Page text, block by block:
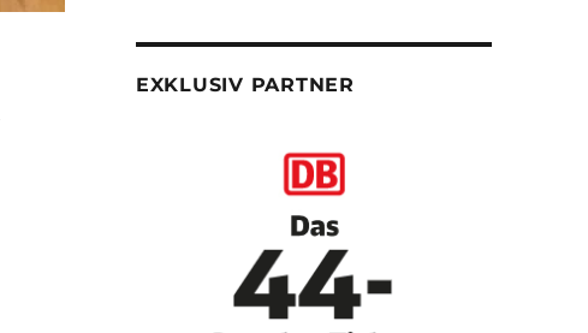
EXKLUSIV PARTNER